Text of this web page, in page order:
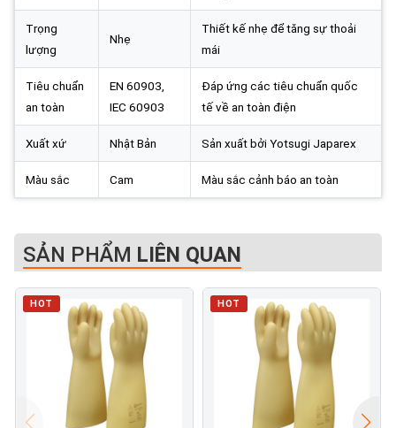
Trọng
lượng
Nhẹ
Thiết kế nhẹ để tăng sự thoải
mái
Tiêu chuẩn
an toàn
EN 60903,
IEC 60903
Đáp ứng các tiêu chuẩn quốc
tế về an toàn điện
Xuất xứ Nhật Bản Sản xuất bởi Yotsugi Japarex
Màu sắc Cam Màu sắc cảnh báo an toàn
SẢN PHẨM LIÊN QUAN
HOT HOT